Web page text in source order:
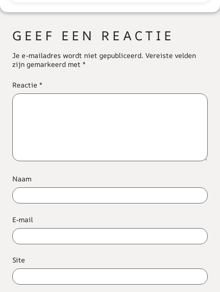
GEEF EEN REACTIE
Je e-mailadres wordt niet gepubliceerd. Vereiste velden
zijn gemarkeerd met *
Reactie *
Naam
E-mail
Site